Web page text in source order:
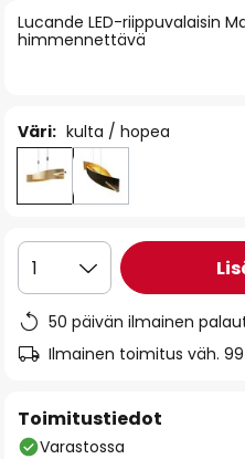
the
images
Lucande LED-riippuvalaisin
himmennettävä
Väri: kulta / hopea
1
50 päivän ilmainen
Ilmainen toimitus väh.
Toimitustiedot
Varastossa